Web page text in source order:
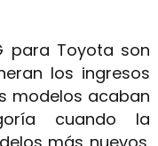
para Toyota son
los ingresos
modelos acaban
cuando la